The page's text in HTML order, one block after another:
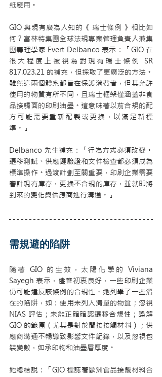
紙應用。
GIO 與現有廣為人知的《 瑞士條例 》相比如
何？富林特集團全球法規專案管理負責人兼集
團毒理學家 Evert Delbanco 表示：「GIO 在
很大程度上被視為對現有瑞士條例 SR
817.023.21 的補充，但採取了更廣泛的方法。
雖然這兩個體系都旨在保護消費者，但其允許
使用的物質有所不同，且瑞士框架僅涵蓋非食
品接觸面的印刷油墨。這意味著以前合規的配
方可能需要重新配製或更換，以滿足新標
準。」
Delbanco 先生補充：「行為方式必須改變。
遷移測試、供應鏈驗證和文件檢查都必須成為
標準操作。過渡計劃至關重要，印刷企業需要
審計現有庫存，更換不合規的庫存，並就即將
到來的變化與供應商進行溝通。」
需規避的陷阱
隨著 GIO 的生效，太陽化學的 Viviana
Sayegh 表示，儘管初衷良好，一些印刷企業
仍可能違反該條例的合規性。她列舉了一些潛
在的陷阱，如：使用未列入清單的物質；忽視
NIAS 評估；未能正確確認遷移合規性；誤解
GIO 的範圍（尤其是對於間接接觸材料）；供
應商溝通不暢導致影響文件記錄，以及忽視包
裝變數，如承印物和油墨層厚度。
她總結說：「GIO 標誌著歐洲食品接觸材料合